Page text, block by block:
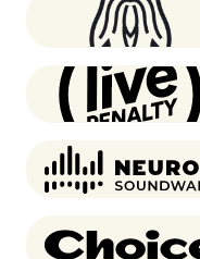
Oddin.gg
Live Penalty
Neuron Soundware
Choice